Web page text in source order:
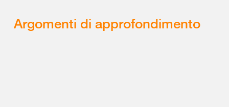
Argomenti di approfondimento